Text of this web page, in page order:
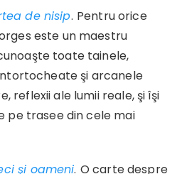
de nisip. Pentru orice
este un maestru
toate tainele,
şi arcanele
reflexii ale lumii reale, şi îşi
pe trasee din cele mai
şi oameni. O carte despre